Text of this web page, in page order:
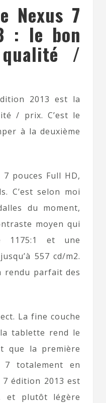
Nexus 7
: le bon
qualité /
2013 est la
/ prix. C’est le
à la deuxième
7 pouces Full HD,
C’est selon moi
du moment,
moyen qui
1175:1 et une
557 cd/m2.
rendu parfait des
La fine couche
tablette rend le
que la première
totalement en
édition 2013 est
et plutôt légère